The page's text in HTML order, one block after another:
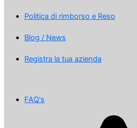
Politica di rimborso e Reso
Blog / News
Registra la tua azienda
FAQ's